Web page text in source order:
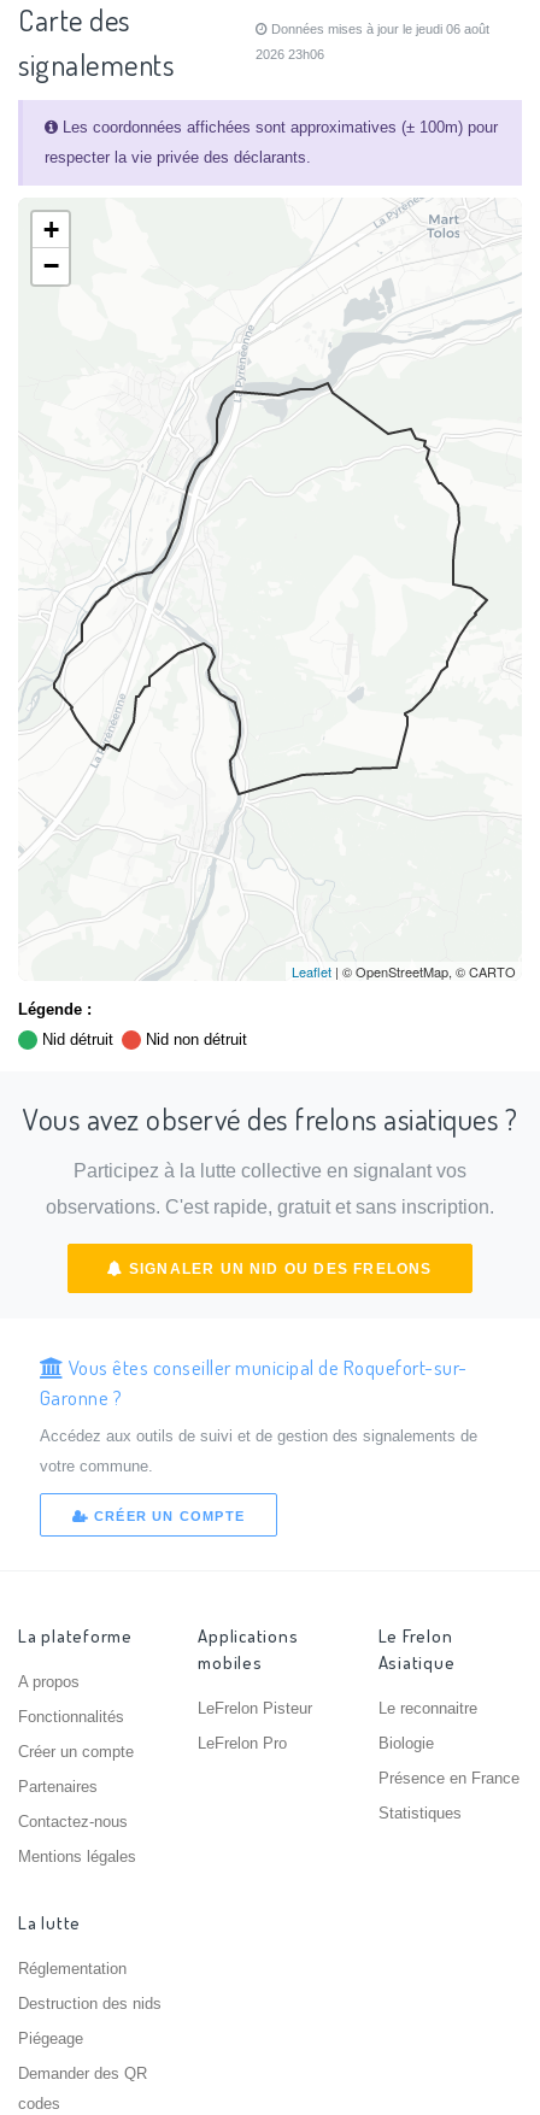
Carte des
signalements
Données mises à jour le jeudi 06 août
2026 23h06
Les coordonnées affichées sont approximatives (± 100m) pour
respecter la vie privée des déclarants.
+
−
Leaflet | © OpenStreetMap, © CARTO
Légende :
Nid détruit
Nid non détruit
Vous avez observé des frelons asiatiques ?
Participez à la lutte collective en signalant vos
observations. C'est rapide, gratuit et sans inscription.
SIGNALER UN NID OU DES FRELONS
Vous êtes conseiller municipal de Roquefort-sur-
Garonne ?
Accédez aux outils de suivi et de gestion des signalements de
votre commune.
CRÉER UN COMPTE
La plateforme
A propos
Fonctionnalités
Créer un compte
Partenaires
Contactez-nous
Mentions légales
Applications
mobiles
LeFrelon Pisteur
LeFrelon Pro
Le Frelon
Asiatique
Le reconnaitre
Biologie
Présence en France
Statistiques
La lutte
Réglementation
Destruction des nids
Piégeage
Demander des QR
codes